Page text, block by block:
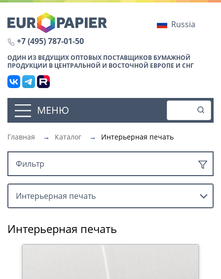
Russia
+7 (495) 787-01-50
ОДИН ИЗ ВЕДУЩИХ ОПТОВЫХ ПОСТАВЩИКОВ БУМАЖНОЙ
ПРОДУКЦИИ В ЦЕНТРАЛЬНОЙ И ВОСТОЧНОЙ ЕВРОПЕ И СНГ
МЕНЮ
Главная → Каталог → Интерьерная печать
Фильтр
Интерьерная печать
Интерьерная печать